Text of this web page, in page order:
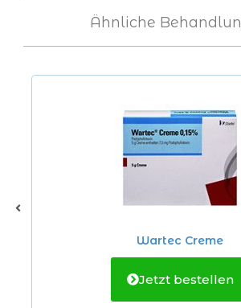
Ähnliche
Wartec Creme
Jetzt bestellen